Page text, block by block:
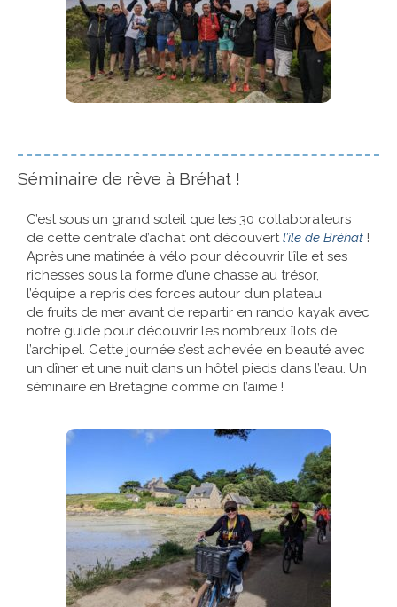
Séminaire de rêve à Bréhat !
C’est sous un grand soleil que les 30 collaborateurs
de cette centrale d’achat ont découvertl’île de Bréhat !
Après une matinée à vélo pour découvrir l’île et ses
richesses sous la forme d’une chasse au trésor,
l’équipe a repris des forces autour d’un plateau
de fruits de mer avant de repartir en rando kayak avec
notre guide pour découvrir les nombreux îlots de
l’archipel. Cette journée s’est achevée en beauté avec
un dîner et une nuit dans un hôtel pieds dans l’eau. Un
séminaire en Bretagne comme on l’aime !